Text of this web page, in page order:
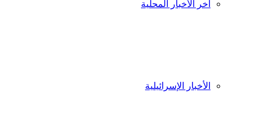
آخر الأخبار المحلية
الأخبار الإسرائيلية